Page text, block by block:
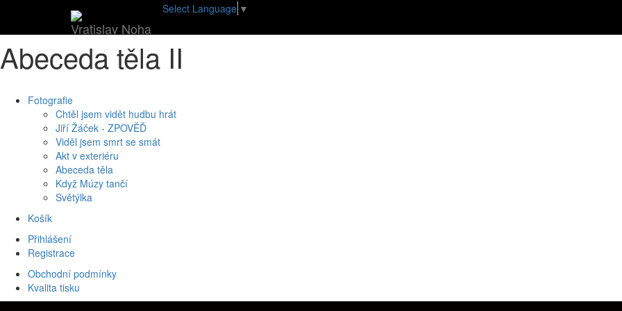
Vratislav Noha
Select Language ▼
Abeceda těla II
Abeceda těla II
Fotografie
Chtěl jsem vidět hudbu hrát
Jiří Žáček - ZPOVĚĎ
Viděl jsem smrt se smát
Akt v exteriéru
Abeceda těla
Když Múzy tančí
Světýlka
Košík
Přihlášení
Registrace
Obchodní podmínky
Kvalita tisku